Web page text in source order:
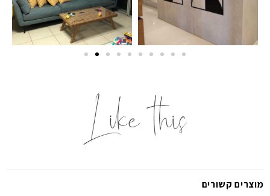
מוצרים קשורים